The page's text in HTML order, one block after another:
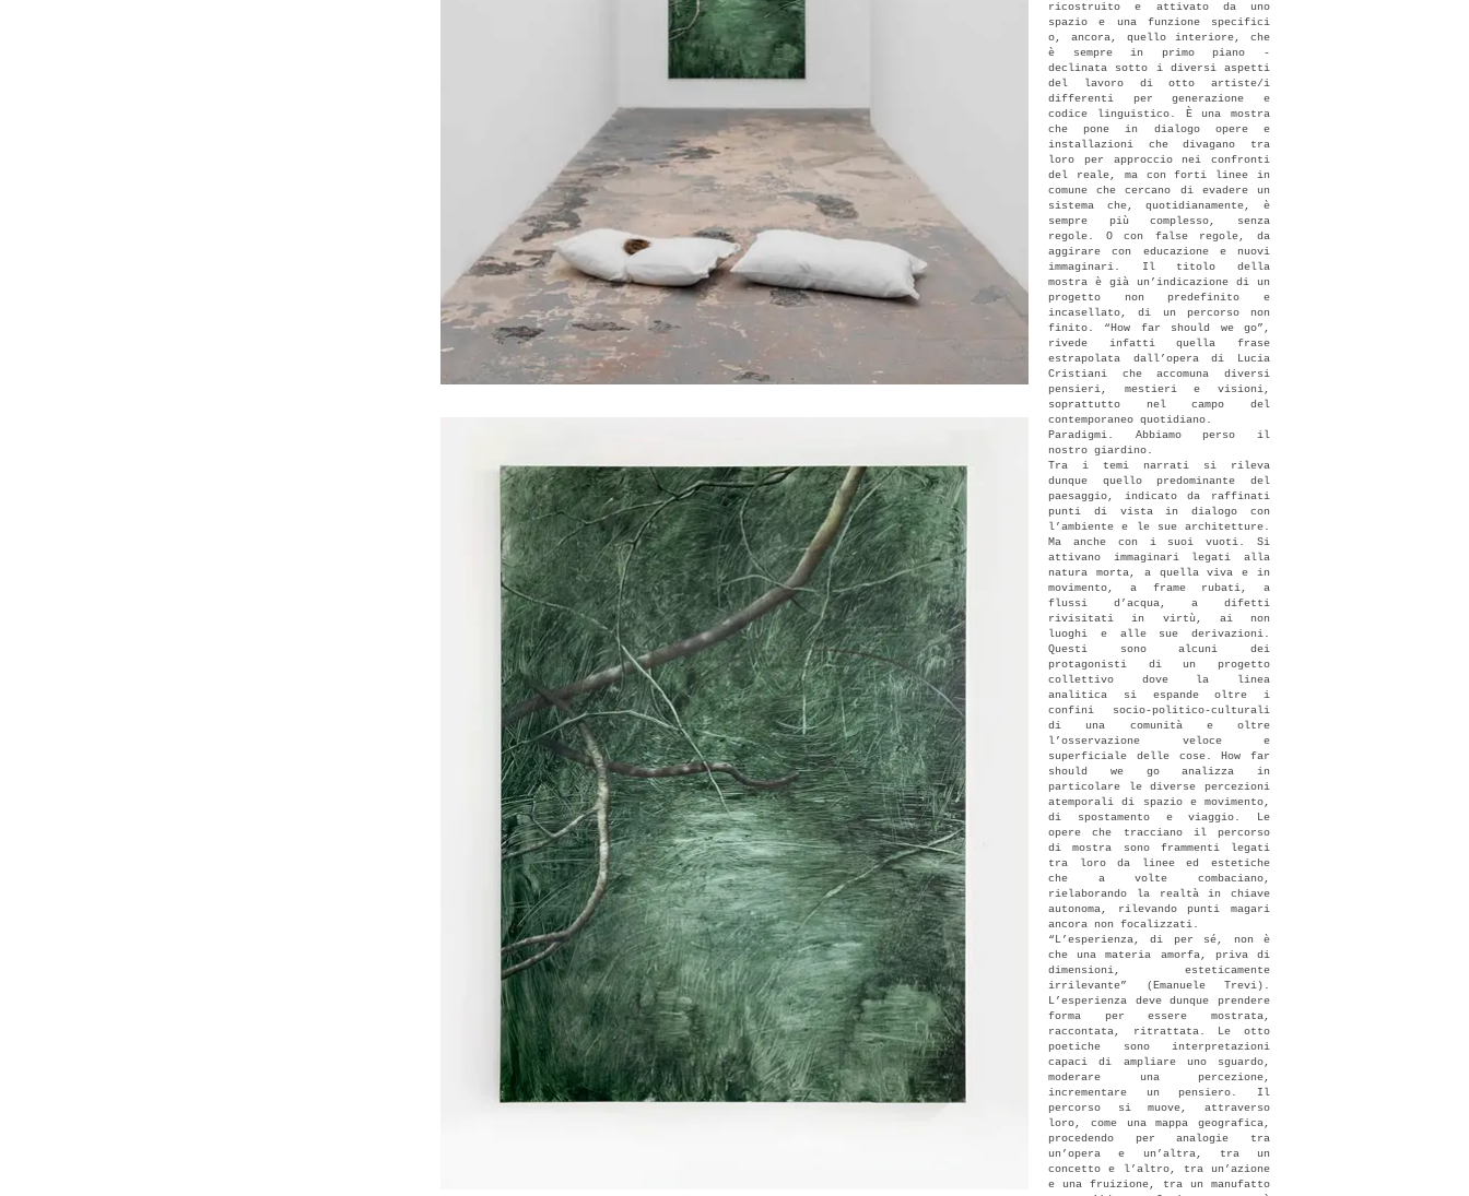
ricostruito e attivato da uno
spazio e una funzione specifici
o, ancora, quello interiore, che
è sempre in primo piano -
declinata sotto i diversi aspetti
del lavoro di otto artiste/i
differenti per generazione e
codice linguistico. È una mostra
che pone in dialogo opere e
installazioni che divagano tra
loro per approccio nei confronti
del reale, ma con forti linee in
comune che cercano di evadere un
sistema che, quotidianamente, è
sempre più complesso, senza
regole. O con false regole, da
aggirare con educazione e nuovi
immaginari. Il titolo della
mostra è già un’indicazione di un
progetto non predefinito e
incasellato, di un percorso non
finito. “How far should we go”,
rivede infatti quella frase
estrapolata dall’opera di Lucia
Cristiani che accomuna diversi
pensieri, mestieri e visioni,
soprattutto nel campo del
contemporaneo quotidiano.
Paradigmi. Abbiamo perso il
nostro giardino.
Tra i temi narrati si rileva
dunque quello predominante del
paesaggio, indicato da raffinati
punti di vista in dialogo con
l’ambiente e le sue architetture.
Ma anche con i suoi vuoti. Si
attivano immaginari legati alla
natura morta, a quella viva e in
movimento, a frame rubati, a
flussi d’acqua, a difetti
rivisitati in virtù, ai non
luoghi e alle sue derivazioni.
Questi sono alcuni dei
protagonisti di un progetto
collettivo dove la linea
analitica si espande oltre i
confini socio-politico-culturali
di una comunità e oltre
l’osservazione veloce e
superficiale delle cose. How far
should we go analizza in
particolare le diverse percezioni
atemporali di spazio e movimento,
di spostamento e viaggio. Le
opere che tracciano il percorso
di mostra sono frammenti legati
tra loro da linee ed estetiche
che a volte combaciano,
rielaborando la realtà in chiave
autonoma, rilevando punti magari
ancora non focalizzati.
“L’esperienza, di per sé, non è
che una materia amorfa, priva di
dimensioni, esteticamente
irrilevante” (Emanuele Trevi).
L’esperienza deve dunque prendere
forma per essere mostrata,
raccontata, ritrattata. Le otto
poetiche sono interpretazioni
capaci di ampliare uno sguardo,
moderare una percezione,
incrementare un pensiero. Il
percorso si muove, attraverso
loro, come una mappa geografica,
procedendo per analogie tra
un’opera e un’altra, tra un
concetto e l’altro, tra un’azione
e una fruizione, tra un manufatto